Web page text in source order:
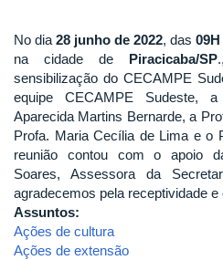
No dia 28 junho de 2022, das 09H
na cidade de Piracicaba/SP
sensibilização do CECAMPE
equipe CECAMPE Sudeste,
Aparecida Martins Bernarde, a
Profa. Maria Cecília de Lima e o
reunião contou com o apoio
Soares, Assessora da
agradecemos pela receptividade e
Assuntos:
Ações de cultura
Ações de extensão